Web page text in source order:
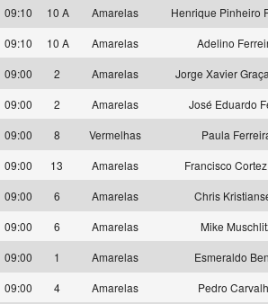
09:10
10 A Amarelas
Henrique Pinheiro
09:10
10 A Amarelas
Adelino
09:00
2 Amarelas
Jorge Xavier
09:00
2 Amarelas
José Eduardo
09:00
8 Vermelhas
Paula
09:00
13 Amarelas
Francisco
09:00
6 Amarelas
Chris
09:00
6 Amarelas
Mike
09:00
1 Amarelas
Esmeraldo
09:00
4 Amarelas Pedro